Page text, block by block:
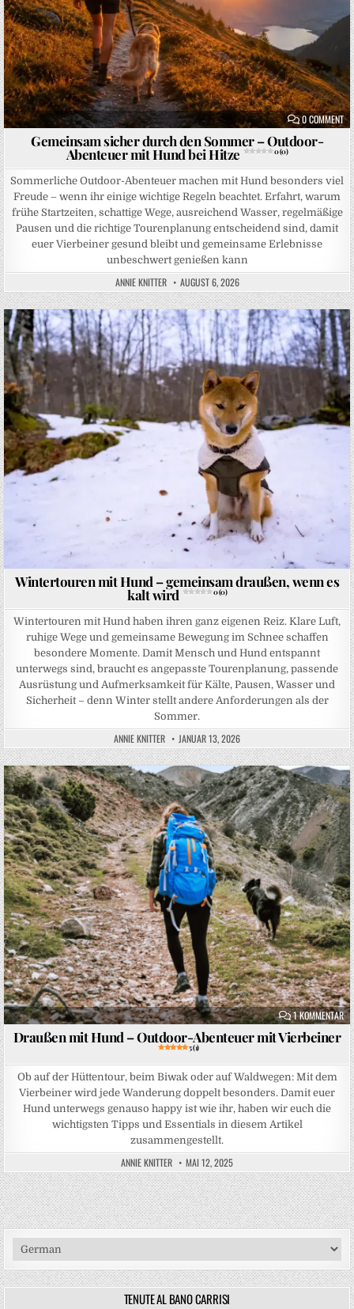
0 COMMENT
Gemeinsam sicher durch den Sommer – Outdoor-
Abenteuer mit Hund bei Hitze 0 (0)
Sommerliche Outdoor-Abenteuer machen mit Hund besonders viel
Freude – wenn ihr einige wichtige Regeln beachtet. Erfahrt, warum
frühe Startzeiten, schattige Wege, ausreichend Wasser, regelmäßige
Pausen und die richtige Tourenplanung entscheidend sind, damit
euer Vierbeiner gesund bleibt und gemeinsame Erlebnisse
unbeschwert genießen kann
ANNIE KNITTER AUGUST 6, 2026
Posted in
Wintertouren mit Hund – gemeinsam draußen, wenn es
kalt wird 0 (0)
Wintertouren mit Hund haben ihren ganz eigenen Reiz. Klare Luft,
ruhige Wege und gemeinsame Bewegung im Schnee schaffen
besondere Momente. Damit Mensch und Hund entspannt
unterwegs sind, braucht es angepasste Tourenplanung, passende
Ausrüstung und Aufmerksamkeit für Kälte, Pausen, Wasser und
Sicherheit – denn Winter stellt andere Anforderungen als der
Sommer.
ANNIE KNITTER JANUAR 13, 2026
1 KOMMENTARZU
Posted in
Draußen mit Hund – Outdoor-Abenteuer mit Vierbeiner
5 (1)
Ob auf der Hüttentour, beim Biwak oder auf Waldwegen: Mit dem
Vierbeiner wird jede Wanderung doppelt besonders. Damit euer
Hund unterwegs genauso happy ist wie ihr, haben wir euch die
wichtigsten Tipps und Essentials in diesem Artikel
zusammengestellt.
ANNIE KNITTER MAI 12, 2025
TENUTE AL BANO CARRISI